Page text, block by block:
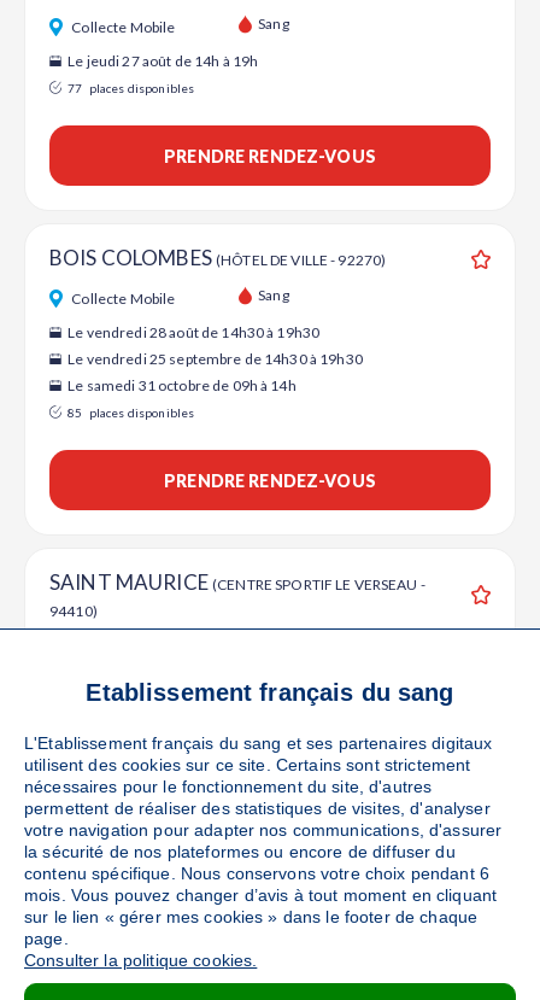
Collecte Mobile Sang
Le jeudi 27 août de 14h à 19h
77 places disponibles
PRENDRE RENDEZ-VOUS
BOIS COLOMBES (HÔTEL DE VILLE - 92270)
Collecte Mobile Sang
Le vendredi 28 août de 14h30 à 19h30
Le vendredi 25 septembre de 14h30 à 19h30
Le samedi 31 octobre de 09h à 14h
85 places disponibles
PRENDRE RENDEZ-VOUS
SAINT MAURICE (CENTRE SPORTIF LE VERSEAU -
94410)
places disponibles
PRENDRE RENDEZ-VOUS
PARIS(MAIRIE DU XV EME - 75015)
Collecte Mobile Sang
Le lundi 31 août de 15h à 20h
Etablissement français du sang
L'Etablissement français du sang et ses partenaires digitaux
utilisent des cookies sur ce site. Certains sont strictement
nécessaires pour le fonctionnement du site, d'autres
permettent de réaliser des statistiques de visites, d'analyser
votre navigation pour adapter nos communications, d'assurer
la sécurité de nos plateformes ou encore de diffuser du
contenu spécifique. Nous conservons votre choix pendant 6
mois. Vous pouvez changer d’avis à tout moment en cliquant
sur le lien « gérer mes cookies » dans le footer de chaque
page.
Consulter la politique cookies.